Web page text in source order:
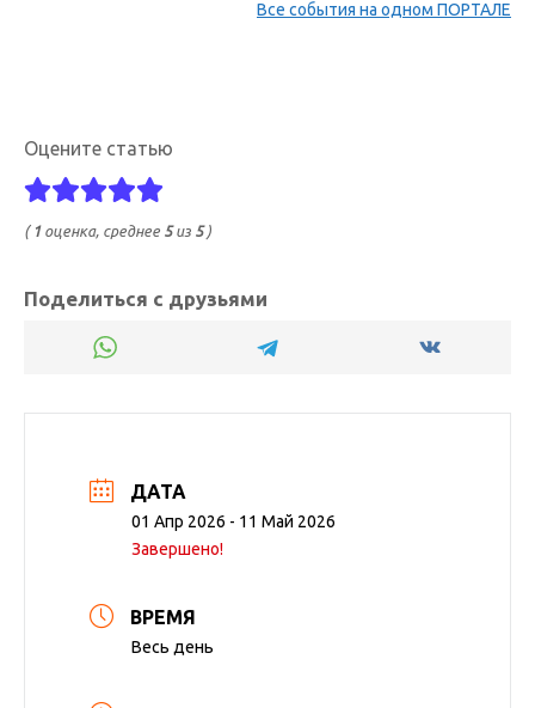
Все события на одном ПОРТАЛЕ
Оцените статью
( 1оценка, среднее 5из 5)
Поделиться с друзьями
ДАТА
01 Апр 2026 - 11 Май 2026
Завершено!
ВРЕМЯ
Весь день